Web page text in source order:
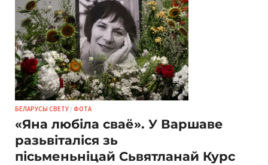
БЕЛАРУСЫ СВЕТУ /ФОТА
«Яна любіла сваё». У Варшаве
разьвіталіся зь
пісьменьніцай Сьвятланай Курс